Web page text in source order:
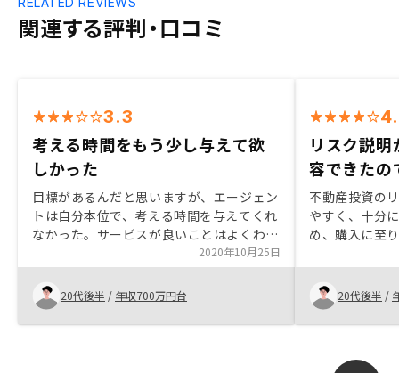
関連する評判・口コミ
3.3
考える時間をもう少し与えて欲
しかった
目標があるんだと思いますが、エージェン
トは自分本位で、考える時間を与えてくれ
なかった。サービスが良いことはよくわか
るので、物件の他社比較等あると比較しや
すくて良いと思いました。
2020年10月25日
20代後半 / 年収700万円台
リスク説
容できたの
不動産投資の
やすく、十分
め、購入に至
20代後半 /